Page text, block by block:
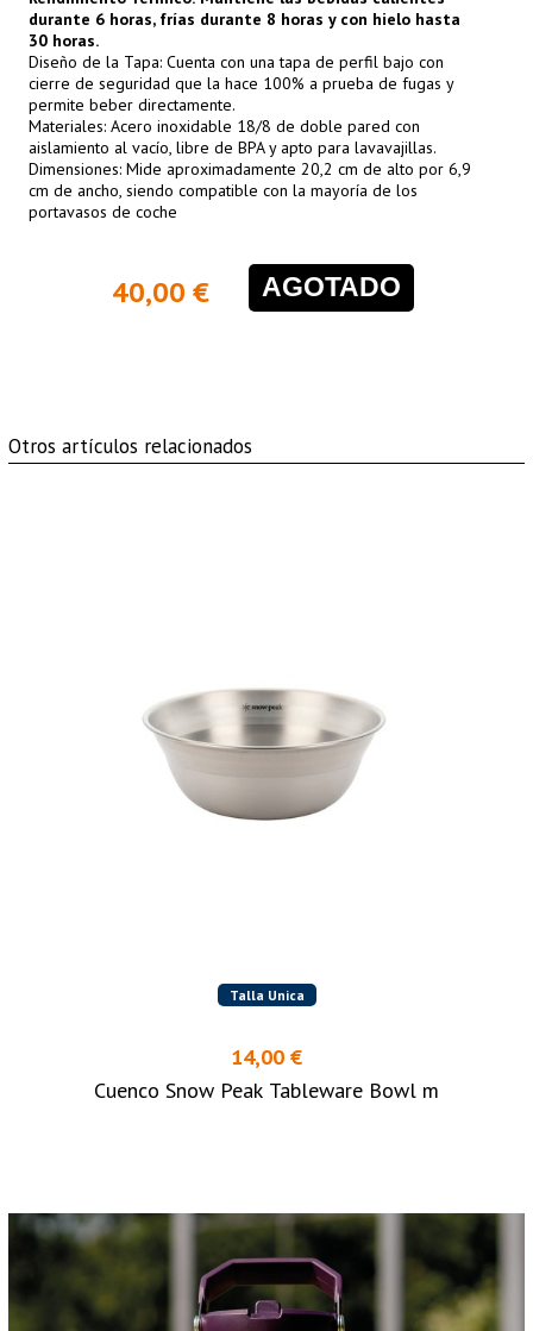
durante 6 horas, frías durante 8 horas y con hielo hasta
30 horas.
Diseño de la Tapa: Cuenta con una tapa de perfil bajo con
cierre de seguridad que la hace 100% a prueba de fugas y
permite beber directamente.
Materiales: Acero inoxidable 18/8 de doble pared con
aislamiento al vacío, libre de BPA y apto para lavavajillas.
Dimensiones: Mide aproximadamente 20,2 cm de alto por 6,9
cm de ancho, siendo compatible con la mayoría de los
portavasos de coche
40,00 € AGOTADO
Otros artículos relacionados
Talla Unica
14,00 €
Cuenco Snow Peak Tableware Bowl m